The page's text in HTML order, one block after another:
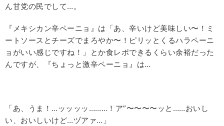
ん甘党の民でして…。
『メキシカン辛ペーニョ』は「あ、辛いけど美味しい〜！ミ
ートソースとチーズでまろやか〜！ピリッとくるハラペーニ
ョがいい感じですね！」とか食レポできるくらい余裕だった
んですが、『ちょっと激辛ペーニョ』は…
「あ、うま！…ッッッッ………！ア”〜〜〜〜ッと……おいし
い、おいしいけど…ヅアァ…」